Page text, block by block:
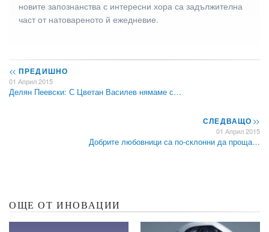
новите запознанства с интересни хора са задължителна
част от натовареното й ежедневие.
<< ПРЕДИШНО
01 Април 2015
Делян Пеевски: С Цветан Василев нямаме с…
СЛЕДВАЩО>>
01 Април 2015
Добрите любовници са по-склонни да проща…
ОЩЕ ОТ ИНОВАЦИИ